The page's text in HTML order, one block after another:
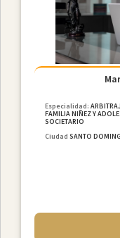
Constitucional
Familia
Adolescencia
Derecho
Penal
Especialidad:
FAMILIA NIÑEZ Y
SOCIETARIO
Ciudad SANTO